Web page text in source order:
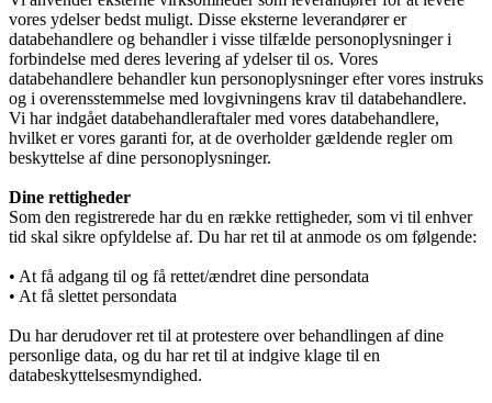
Årsrapport 2018 (PDF)
Fagfolk
Publikationer
Patienter og pårørende
vores ydelser bedst muligt. Disse eksterne leverandører er
databehandlere og behandler i visse tilfælde personoplysninger i
forbindelse med deres levering af ydelser til os. Vores
databehandlere behandler kun personoplysninger efter vores instruks
og i overensstemmelse med lovgivningens krav til databehandlere.
Vi har indgået databehandleraftaler med vores databehandlere,
hvilket er vores garanti for, at de overholder gældende regler om
beskyttelse af dine personoplysninger.
Dine rettigheder
Som den registrerede har du en række rettigheder, som vi til enhver
tid skal sikre opfyldelse af. Du har ret til at anmode os om følgende:
• At få adgang til og få rettet/ændret dine persondata
• At få slettet persondata
Du har derudover ret til at protestere over behandlingen af dine
personlige data, og du har ret til at indgive klage til en
databeskyttelsesmyndighed.